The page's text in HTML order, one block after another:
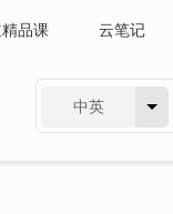
品课 云笔记
中英